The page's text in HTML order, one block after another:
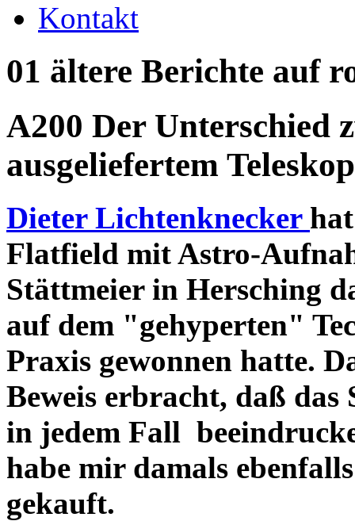
Kontakt
01 ältere Berichte auf
A200 Der Unterschied
ausgeliefertem
Dieter Lichtenknecker
Flatfield mit Astro-
Stättmeier in Hersching
auf dem "gehyperten"
Praxis gewonnen hatte.
Beweis erbracht, daß das
in jedem Fall
habe mir damals
gekauft.